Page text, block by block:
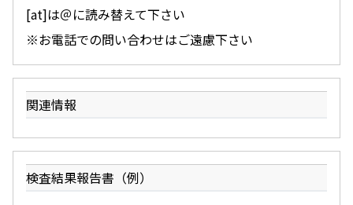
[at]は＠に読み替えて下さい
※お電話での問い合わせはご遠慮下さい
関連情報
検査結果報告書（例）